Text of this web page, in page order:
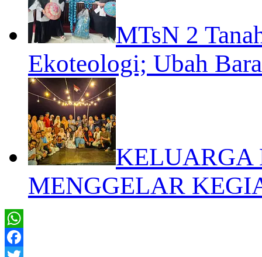
MTsN 2
Ekoteologi; Ubah
KELUARGA
MENGGELAR
WhatsApp